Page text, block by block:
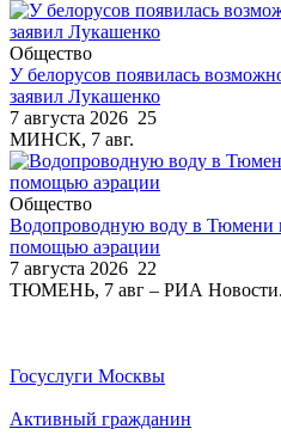
Общество
У белорусов появилась
заявил Лукашенко
7 августа 2026 25
МИНСК, 7 авг.
Общество
Водопроводную воду в Тюмени
помощью аэрации
7 августа 2026 22
ТЮМЕНЬ, 7 авг – РИА Новости.
Госуслуги Москвы
Активный гражданин